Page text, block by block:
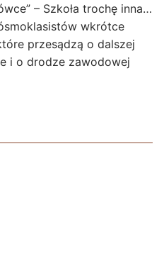
– Szkoła trochę inna…
wkrótce
przesądzą o dalszej
i o drodze zawodowej